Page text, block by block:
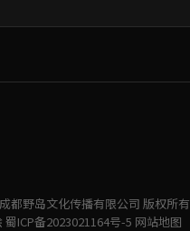
都野岛文化传播有限公司 版权所有
蜀ICP备2023021164号-5 网站地图